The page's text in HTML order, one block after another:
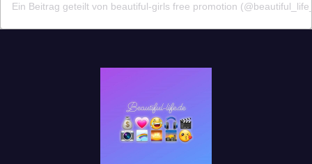
Ein Beitrag geteilt von beautiful-girls free promotion